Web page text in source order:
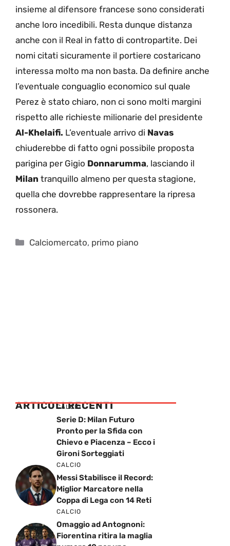
insieme al difensore francese sono considerati
anche loro incedibili. Resta dunque distanza
anche con il Real in fatto di contropartite. Dei
nomi citati sicuramente il portiere costaricano
interessa molto ma non basta. Da definire anche
l’eventuale conguaglio economico sul quale
Perez è stato chiaro, non ci sono molti margini
rispetto alle richieste milionarie del presidente
Al-Khelaifi. L’eventuale arrivo di Navas
chiuderebbe di fatto ogni possibile proposta
parigina per Gigio Donnarumma, lasciando il
Milan tranquillo almeno per questa stagione,
quella che dovrebbe rappresentare la ripresa
rossonera.
Categorie
Calciomercato, primo piano
ARTICOLI RECENTI
CALCIO
Serie D: Milan Futuro
Pronto per la Sfida con
Chievo e Piacenza – Ecco i
Gironi Sorteggiati
CALCIO
Messi Stabilisce il Record:
Miglior Marcatore nella
Coppa di Lega con 14 Reti
CALCIO
Omaggio ad Antognoni:
Fiorentina ritira la maglia